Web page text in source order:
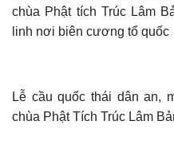
chùa Phật tích Trúc Lâm
linh nơi biên cương tổ quốc
Lễ cầu quốc thái dân an,
chùa Phật Tích Trúc Lâm